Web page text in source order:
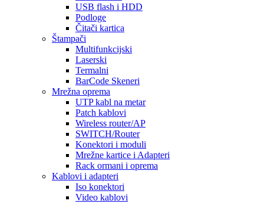
USB flash i HDD
Podloge
Čitači kartica
Štampači
Multifunkcijski
Laserski
Termalni
BarCode Skeneri
Mrežna oprema
UTP kabl na metar
Patch kablovi
Wireless router/AP
SWITCH/Router
Konektori i moduli
Mrežne kartice i Adapteri
Rack ormani i oprema
Kablovi i adapteri
Iso konektori
Video kablovi